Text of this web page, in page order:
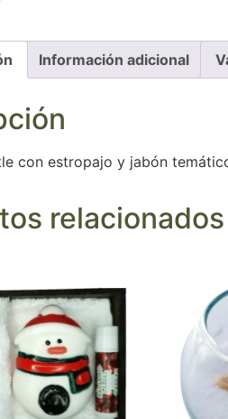
Información adicional
con estropajo y jabón
relacionados